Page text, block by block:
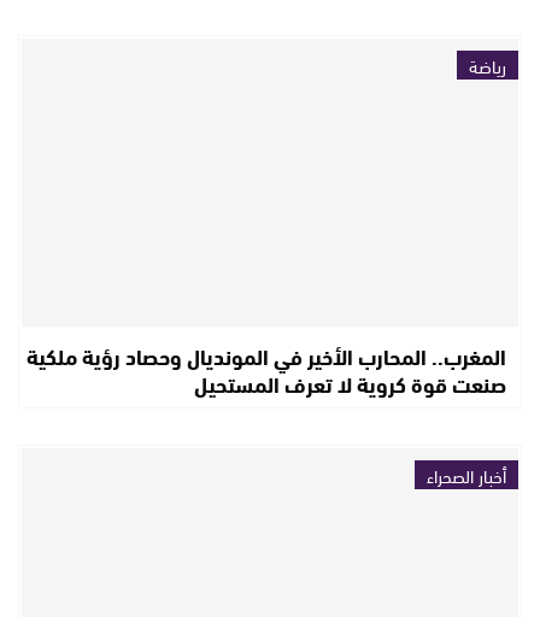
رياضة
المغرب.. المحارب الأخير في المونديال وحصاد رؤية ملكية
صنعت قوة كروية لا تعرف المستحيل
أخبار الصحراء